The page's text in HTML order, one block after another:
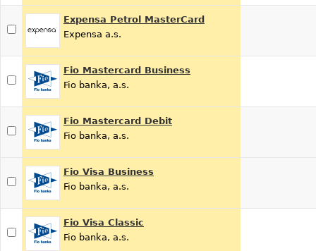
Expensa Petrol MasterCard
Expensa a.s.
Fio Mastercard Business
Fio banka, a.s.
Fio Mastercard Debit
Fio banka, a.s.
Fio Visa Business
Fio banka, a.s.
Fio Visa Classic
Fio banka, a.s.